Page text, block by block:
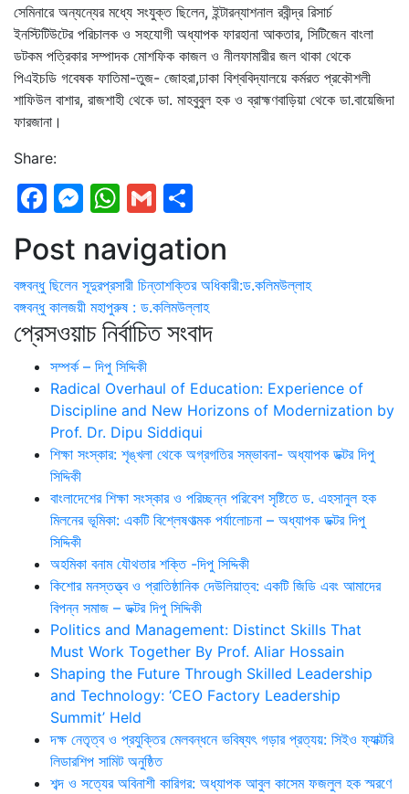
সেমিনারে অন্যন্যের মধ্যে সংযুক্ত ছিলেন, ইন্টারন্যাশনাল রবীন্দ্র রিসার্চ
ইনস্টিটিউটের পরিচালক ও সহযোগী অধ্যাপক ফারহানা আকতার, সিটিজেন বাংলা
ডটকম পত্রিকার সম্পাদক মোশফিক কাজল ও নীলফামারীর জল থাকা থেকে
পিএইচডি গবেষক ফাতিমা-তুজ- জোহরা,ঢাকা বিশ্ববিদ্যালয়ে কর্মরত প্রকৌশলী
শাফিউল বাশার, রাজশাহী থেকে ডা. মাহবুবুল হক ও ব্রাহ্মণবাড়িয়া থেকে ডা.বায়েজিদা
ফারজানা।
Share:
Facebook
Messenger
WhatsApp
Gmail
Post navigation
বঙ্গবন্ধু ছিলেন সূদুরপ্রসারী চিন্তাশক্তির অধিকারী:ড.কলিমউল্লাহ
বঙ্গবন্ধু কালজয়ী মহাপুরুষ : ড.কলিমউল্লাহ
প্রেসওয়াচ নির্বাচিত সংবাদ
সম্পর্ক – দিপু সিদ্দিকী
Radical Overhaul of Education: Experience of
Discipline and New Horizons of Modernization by
Prof. Dr. Dipu Siddiqui
শিক্ষা সংস্কার: শৃঙ্খলা থেকে অগ্রগতির সম্ভাবনা- অধ্যাপক ডক্টর দিপু
সিদ্দিকী
বাংলাদেশের শিক্ষা সংস্কার ও পরিচ্ছন্ন পরিবেশ সৃষ্টিতে ড. এহসানুল হক
মিলনের ভূমিকা: একটি বিশ্লেষণাত্মক পর্যালোচনা – অধ্যাপক ডক্টর দিপু
সিদ্দিকী
অহমিকা বনাম যৌথতার শক্তি -দিপু সিদ্দিকী
কিশোর মনস্তত্ত্ব ও প্রাতিষ্ঠানিক দেউলিয়াত্ব: একটি জিডি এবং আমাদের
বিপন্ন সমাজ – ডক্টর দিপু সিদ্দিকী
Politics and Management: Distinct Skills That
Must Work Together By Prof. Aliar Hossain
Shaping the Future Through Skilled Leadership
and Technology: ‘CEO Factory Leadership
Summit’ Held
দক্ষ নেতৃত্ব ও প্রযুক্তির মেলবন্ধনে ভবিষ্যৎ গড়ার প্রত্যয়: সিইও ফ্যাক্টরি
লিডারশিপ সামিট অনুষ্ঠিত
শব্দ ও সত্যের অবিনাশী কারিগর: অধ্যাপক আবুল কাসেম ফজলুল হক স্মরণে